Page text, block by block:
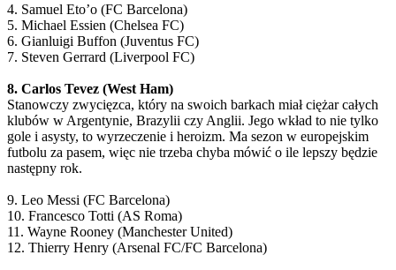
4. Samuel Eto’o (FC Barcelona)
5. Michael Essien (Chelsea FC)
6. Gianluigi Buffon (Juventus FC)
7. Steven Gerrard (Liverpool FC)
8. Carlos Tevez (West Ham)
Stanowczy zwycięzca, który na swoich barkach miał ciężar całych
klubów w Argentynie, Brazylii czy Anglii. Jego wkład to nie tylko
gole i asysty, to wyrzeczenie i heroizm. Ma sezon w europejskim
futbolu za pasem, więc nie trzeba chyba mówić o ile lepszy będzie
następny rok.
9. Leo Messi (FC Barcelona)
10. Francesco Totti (AS Roma)
11. Wayne Rooney (Manchester United)
12. Thierry Henry (Arsenal FC/FC Barcelona)